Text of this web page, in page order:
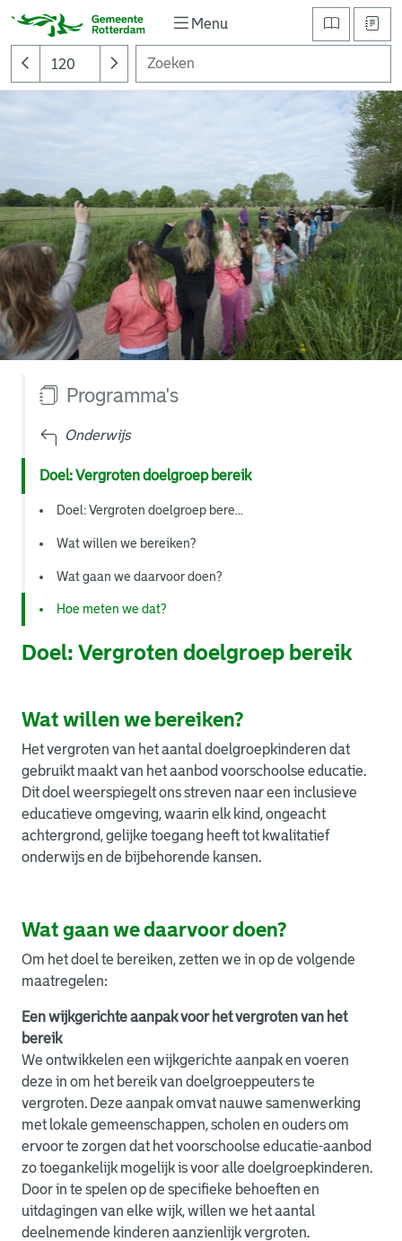
Menu
Programma's
Onderwijs
Doel: Vergroten doelgroep bereik
Doel: Vergroten doelgroep bere...
Wat willen we bereiken?
Wat gaan we daarvoor doen?
Hoe meten we dat?
Doel: Vergroten doelgroep bereik
Wat willen we bereiken?
Het vergroten van het aantal doelgroepkinderen dat
gebruikt maakt van het aanbod voorschoolse educatie.
Dit doel weerspiegelt ons streven naar een inclusieve
educatieve omgeving, waarin elk kind, ongeacht
achtergrond, gelijke toegang heeft tot kwalitatief
onderwijs en de bijbehorende kansen.
Wat gaan we daarvoor doen?
Om het doel te bereiken, zetten we in op de volgende
maatregelen:
Een wijkgerichte aanpak voor het vergroten van het
bereik
We ontwikkelen een wijkgerichte aanpak en voeren
deze in om het bereik van doelgroeppeuters te
vergroten. Deze aanpak omvat nauwe samenwerking
met lokale gemeenschappen, scholen en ouders om
ervoor te zorgen dat het voorschoolse educatie-aanbod
zo toegankelijk mogelijk is voor alle doelgroepkinderen.
Door in te spelen op de specifieke behoeften en
uitdagingen van elke wijk, willen we het aantal
deelnemende kinderen aanzienlijk vergroten.